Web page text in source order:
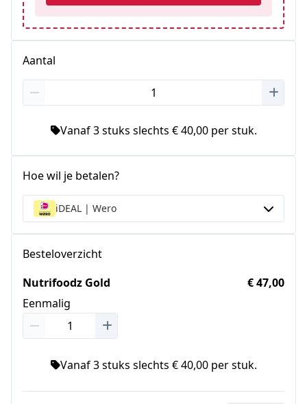
Aantal
Vanaf 3 stuks slechts € 40,00 per stuk.
Hoe wil je betalen?
iDEAL | Wero
Besteloverzicht
Nutrifoodz Gold
Eenmalig
€ 47,00
Vanaf 3 stuks slechts € 40,00 per stuk.